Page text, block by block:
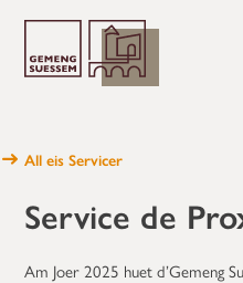
All eis Servicer
Service de
Am Joer 2025 huet d’Gemeng